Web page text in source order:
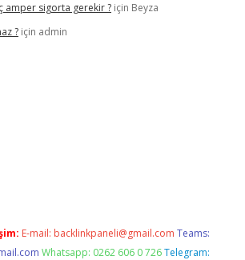
amper sigorta gerekir ? için Beyza
? için admin
E-mail: backlinkpaneli@gmail.com Teams:
Whatsapp: 0262 606 0 726 Telegram: